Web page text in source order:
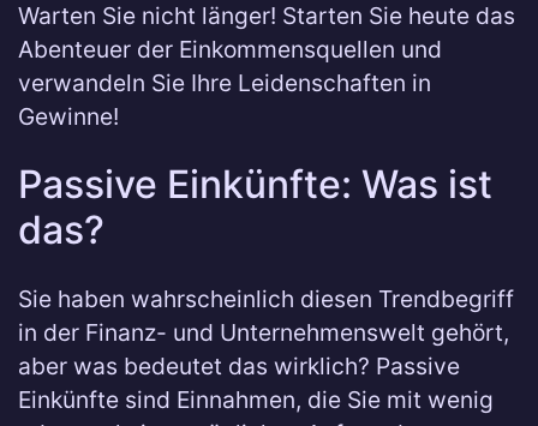
Warten Sie nicht länger! Starten Sie heute das
Abenteuer der Einkommensquellen und
verwandeln Sie Ihre Leidenschaften in
Gewinne!
Passive Einkünfte: Was ist
das?
Sie haben wahrscheinlich diesen Trendbegriff
in der Finanz- und Unternehmenswelt gehört,
aber was bedeutet das wirklich? Passive
Einkünfte sind Einnahmen, die Sie mit wenig